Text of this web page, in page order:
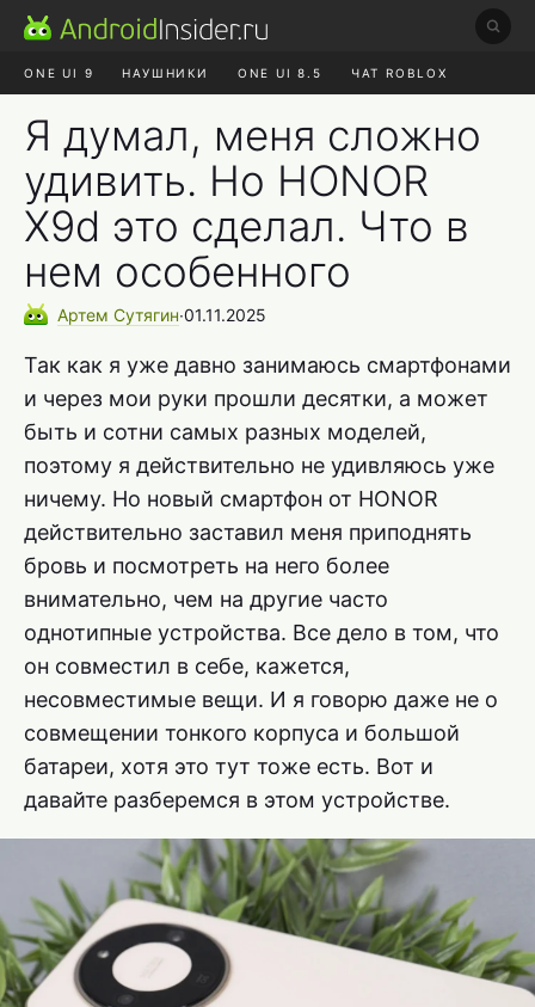
ONE UI 9 НАУШНИКИ ONE UI 8.5 ЧАТ ROBLOX
Я думал, меня сложно
удивить. Но HONOR
X9d это сделал. Что в
нем особенного
Артем Сутягин∙01.11.2025
Так как я уже давно занимаюсь смартфонами
и через мои руки прошли десятки, а может
быть и сотни самых разных моделей,
поэтому я действительно не удивляюсь уже
ничему. Но новый смартфон от HONOR
действительно заставил меня приподнять
бровь и посмотреть на него более
внимательно, чем на другие часто
однотипные устройства. Все дело в том, что
он совместил в себе, кажется,
несовместимые вещи. И я говорю даже не о
совмещении тонкого корпуса и большой
батареи, хотя это тут тоже есть. Вот и
давайте разберемся в этом устройстве.